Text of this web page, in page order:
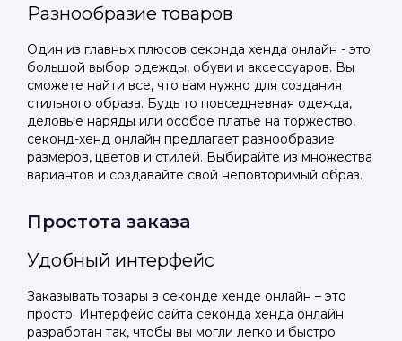
Разнообразие товаров
Один из главных плюсов секонда хенда онлайн - это
большой выбор одежды, обуви и аксессуаров. Вы
сможете найти все, что вам нужно для создания
стильного образа. Будь то повседневная одежда,
деловые наряды или особое платье на торжество,
секонд-хенд онлайн предлагает разнообразие
размеров, цветов и стилей. Выбирайте из множества
вариантов и создавайте свой неповторимый образ.
Простота заказа
Удобный интерфейс
Заказывать товары в секонде хенде онлайн – это
просто. Интерфейс сайта секонда хенда онлайн
разработан так, чтобы вы могли легко и быстро